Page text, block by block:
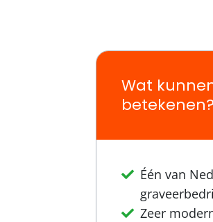
Wat
betekenen?
Één van
Zeer